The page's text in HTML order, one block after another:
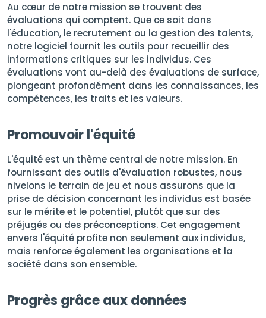
Au cœur de notre mission se trouvent des
évaluations qui comptent. Que ce soit dans
l'éducation, le recrutement ou la gestion des talents,
notre logiciel fournit les outils pour recueillir des
informations critiques sur les individus. Ces
évaluations vont au-delà des évaluations de surface,
plongeant profondément dans les connaissances, les
compétences, les traits et les valeurs.
Promouvoir l'équité
L'équité est un thème central de notre mission. En
fournissant des outils d'évaluation robustes, nous
nivelons le terrain de jeu et nous assurons que la
prise de décision concernant les individus est basée
sur le mérite et le potentiel, plutôt que sur des
préjugés ou des préconceptions. Cet engagement
envers l'équité profite non seulement aux individus,
mais renforce également les organisations et la
société dans son ensemble.
Progrès grâce aux données